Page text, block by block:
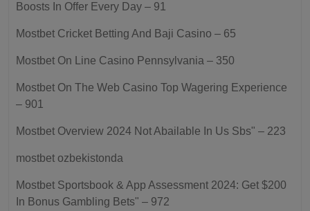
Boosts In Offer Every Day – 91
Mostbet Cricket Betting And Baji Casino – 65
Mostbet On Line Casino Pennsylvania – 350
Mostbet On The Web Casino Top Wagering Experience
– 901
Mostbet Overview 2024 Not Abailable In Us Sbs" – 223
mostbet ozbekistonda
Mostbet Sportsbook & App Assessment 2024: Get $200
In Bonus Gambling Bets" – 972